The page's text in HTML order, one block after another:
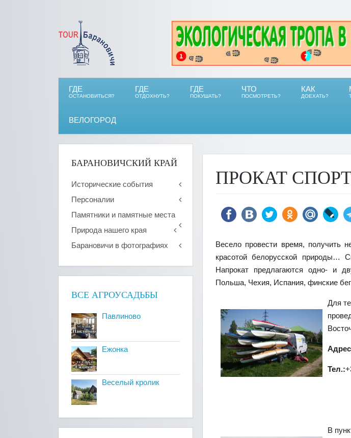
ГДЕ
ОСТАНОВИТЬСЯ?
ГДЕ
ОТДОХНУТЬ?
ГДЕ
ПОКУШАТЬ?
ЧТО
ПОСМОТРЕТЬ?
КАК
ДОЕХАТЬ?
ВЕЛОГОРОД
ПРОКАТ
Весело провести время, получить
красотой белорусской природы…
Напрокат предлагаются одно- и
Польша, Чехия, Испания, финские
Для
Тел.:
В
БАРАНОВИЧСКИЙ КРАЙ
Исторические события
Персоналии
Памятники и памятные места
Природа нашего края
Барановичи в фотографиях
ВСЕ АГРОУСАДЬБЫ
Павлиново
Ежонка
Веселый кролик